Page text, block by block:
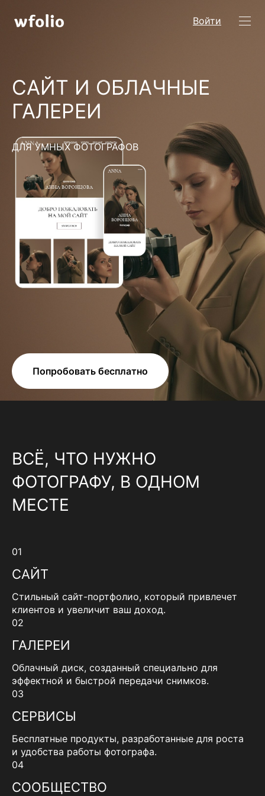
Войти
САЙТ И ОБЛАЧНЫЕ
ГАЛЕРЕИ
ДЛЯ УМНЫХ ФОТОГРАФОВ
Попробовать бесплатно
ВСЁ, ЧТО НУЖНО
ФОТОГРАФУ, В ОДНОМ
МЕСТЕ
01
САЙТ
Стильный сайт-портфолио, который привлечет
клиентов и увеличит ваш доход.
02
ГАЛЕРЕИ
Облачный диск, созданный специально для
эффектной и быстрой передачи снимков.
03
СЕРВИСЫ
Бесплатные продукты, разработанные для роста
и удобства работы фотографа.
04
СООБЩЕСТВО